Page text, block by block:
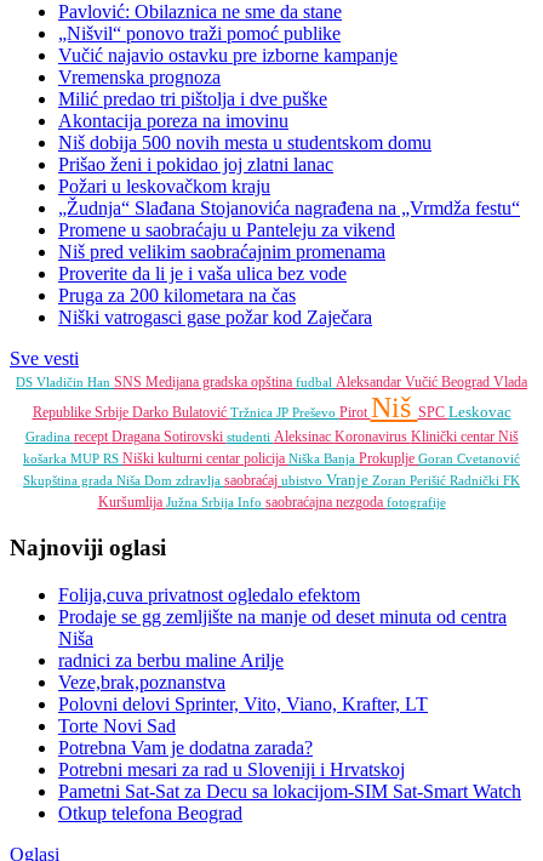
Pavlović: Obilaznica ne sme da stane
„Nišvil“ ponovo traži pomoć publike
Vučić najavio ostavku pre izborne kampanje
Vremenska prognoza
Milić predao tri pištolja i dve puške
Akontacija poreza na imovinu
Niš dobija 500 novih mesta u studentskom domu
Prišao ženi i pokidao joj zlatni lanac
Požari u leskovačkom kraju
„Žudnja“ Slađana Stojanovića nagrađena na „Vrmdža festu“
Promene u saobraćaju u Panteleju za vikend
Niš pred velikim saobraćajnim promenama
Proverite da li je i vaša ulica bez vode
Pruga za 200 kilometara na čas
Niški vatrogasci gase požar kod Zaječara
Sve vesti
DS Vladičin Han SNS Medijana gradska opština fudbal Aleksandar Vučić Beograd Vlada
Republike Srbije Darko Bulatović Tržnica JP Preševo PirotNiš SPC Leskovac
Gradina receptDragana Sotirovski studenti Aleksinac Koronavirus Klinički centar Niš
košarka MUP RS Niški kulturni centar policija Niška Banja Prokuplje Goran Cvetanović
Skupština grada Niša Dom zdravlja saobraćaj ubistvo Vranje Zoran Perišić Radnički FK
Kuršumlija Južna Srbija Info saobraćajna nezgoda fotografije
Najnoviji oglasi
Folija,cuva privatnost ogledalo efektom
Prodaje se gg zemljište na manje od deset minuta od centra
Niša
radnici za berbu maline Arilje
Veze,brak,poznanstva
Polovni delovi Sprinter, Vito, Viano, Krafter, LT
Torte Novi Sad
Potrebna Vam je dodatna zarada?
Potrebni mesari za rad u Sloveniji i Hrvatskoj
Pametni Sat-Sat za Decu sa lokacijom-SIM Sat-Smart Watch
Otkup telefona Beograd
Oglasi